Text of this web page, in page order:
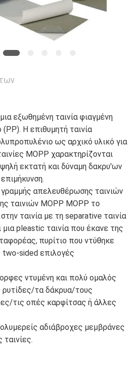
εξωθημένη ταινία φιαγμένη
Η επιθυμητή ταινία
ως αρχικό υλικό για
MOPP χαρακτηρίζονται
εκτατή και δύναμη δακρυ'ων
απελευθέρωσης ταινιών
ταινιών MOPP MOPP το
ταινία με τη separative ταινία
μια pleastic ταινία που έκανε της
πυρίτιο που ντύθηκε
two-sided επιλογές
ντυμένη και πολύ ομαλός
ρυτίδες/τα δάκρυα/τους
τις οπές καρφίτσας ή άλλες
αδιάβροχες μεμβράνες